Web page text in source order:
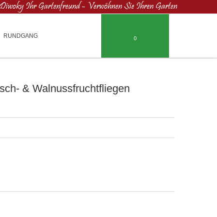
Diwoky Ihr Gartenfreund - Verwöhnen Sie Ihren Garten
0
RUNDGANG
& Walnussfruchtfliegen